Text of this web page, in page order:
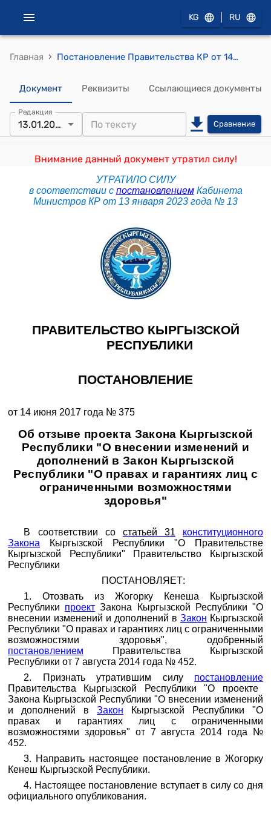
KG RU
Главная › Постановление Правительства КР от 14 июня 2017 года № 375 "Об отзыве проекта Закона Кыргызской Республики "О внесении изменений и дополнений в Закон Кыргызской Республики "О правах и гарантиях лиц с ограниченными возможностями здоровья"
Документ Реквизиты Ссылающиеся документы
Редакция
13.01.2023 Сравнение
Внимание данный документ утратил силу!